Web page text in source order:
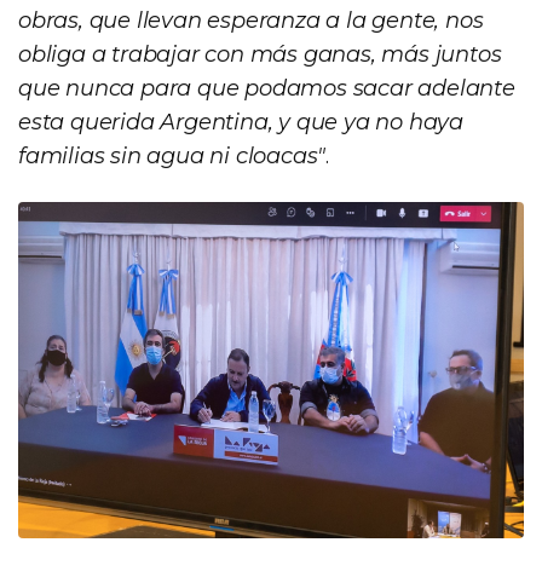
obras, que llevan esperanza a la gente, nos
obliga a trabajar con más ganas, más juntos
que nunca para que podamos sacar adelante
esta querida Argentina, y que ya no haya
familias sin agua ni cloacas".